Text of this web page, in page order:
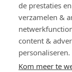
de prestaties
verzamelen &
content &
personaliseren.
Kom meer te